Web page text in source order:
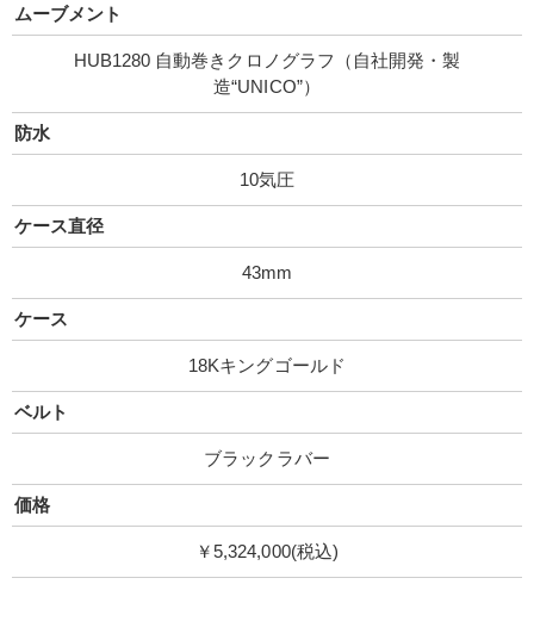
ムーブメント
HUB1280 自動巻きクロノグラフ（自社開発・製
造“UNICO”）
防水
10気圧
ケース直径
43mm
ケース
18Kキングゴールド
ベルト
ブラックラバー
価格
￥5,324,000(税込)